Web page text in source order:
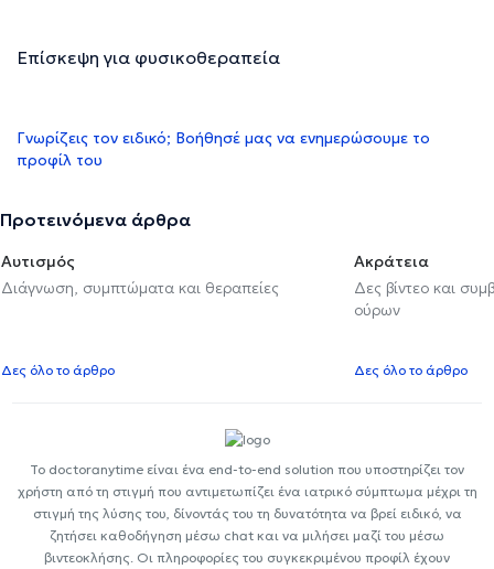
Επίσκεψη για φυσικοθεραπεία
Γνωρίζεις τον ειδικό; Βοήθησέ μας να ενημερώσουμε το
προφίλ του
Προτεινόμενα άρθρα
Αυτισμός
Διάγνωση, συμπτώματα και θεραπείες
Δες όλο το άρθρο
Ακράτεια
Δες βίντεο και
ούρων
Δες όλο το άρθρο
Το doctoranytime είναι ένα end-to-end solution που υποστηρίζει τον
χρήστη από τη στιγμή που αντιμετωπίζει ένα ιατρικό σύμπτωμα μέχρι τη
στιγμή της λύσης του, δίνοντάς του τη δυνατότητα να βρεί ειδικό, να
ζητήσει καθοδήγηση μέσω chat και να μιλήσει μαζί του μέσω
βιντεοκλήσης. Οι πληροφορίες του συγκεκριμένου προφίλ έχουν